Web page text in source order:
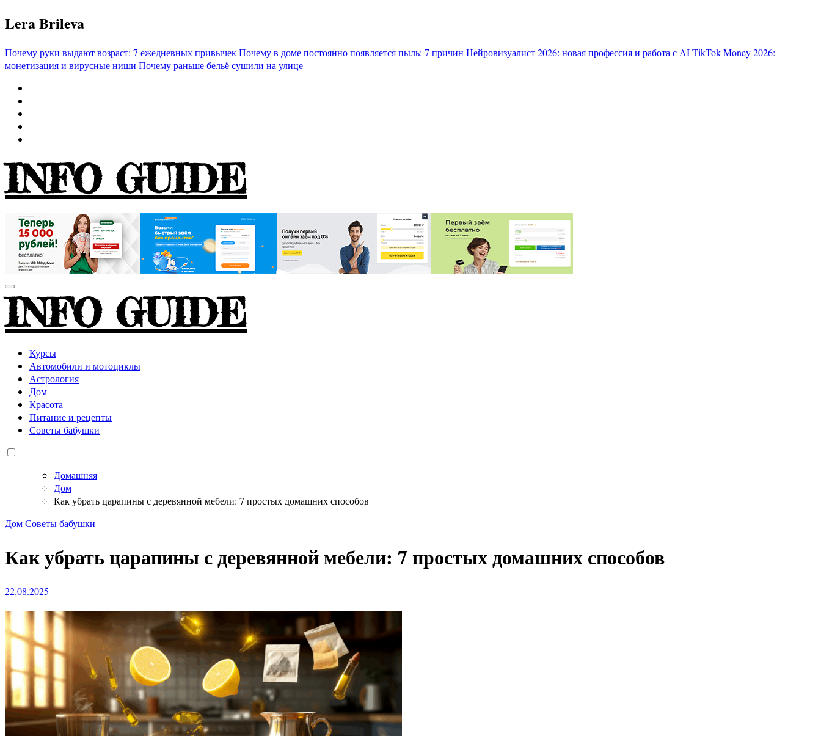
Перейти
к
Lera Brileva
Почему руки выдают возраст: 7 ежедневных привычекПочему в доме постоянно появляется пыль: 7 причин Нейровизуалист 2026: новая профессия и работа с AITikTok Money 2026:
монетизация и вирусные ниши Почему раньше бельё сушили на улице
INFO GUIDE
INFO GUIDE
Курсы
Автомобили и мотоциклы
Астрология
Дом
Красота
Питание и рецепты
Советы бабушки
Домашняя
Дом
Как убрать царапины с деревянной мебели: 7 простых домашних способов
ДомСоветы бабушки
Как убрать царапины с деревянной мебели: 7 простых домашних способов
22.08.2025